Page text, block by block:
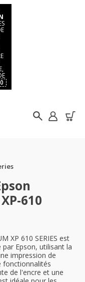
610
XP 610 SERIES est
Epson, utilisant la
impression de
fonctionnalités
de l'encre et une